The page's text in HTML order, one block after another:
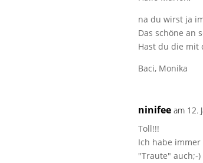
na du wirst ja
Das schöne an
Hast du die mit
Baci, Monika
ninifee am 12.
Toll!!!
Ich habe
"Traute" auch;-)